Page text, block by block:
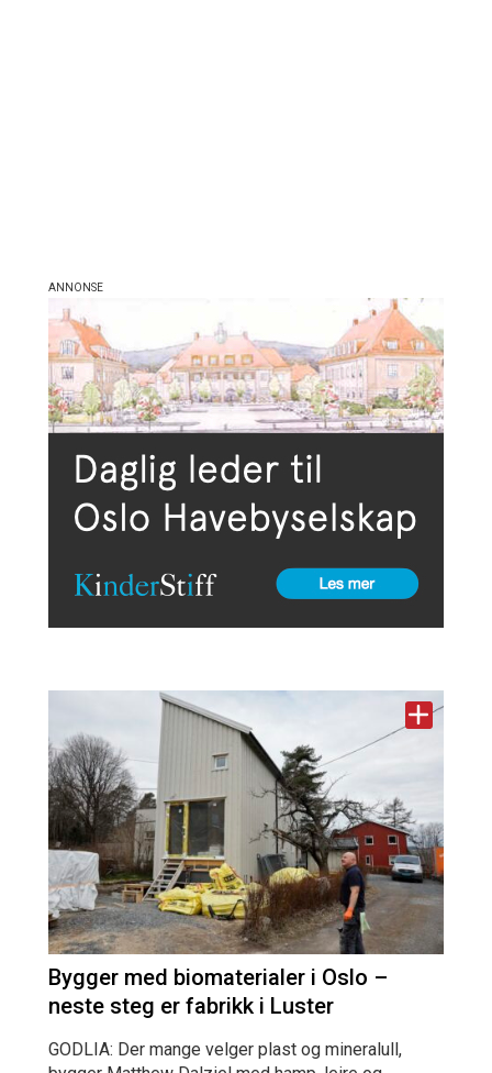
Bygger med biomaterialer i Oslo –
neste steg er fabrikk i Luster
GODLIA: Der mange velger plast og mineralull,